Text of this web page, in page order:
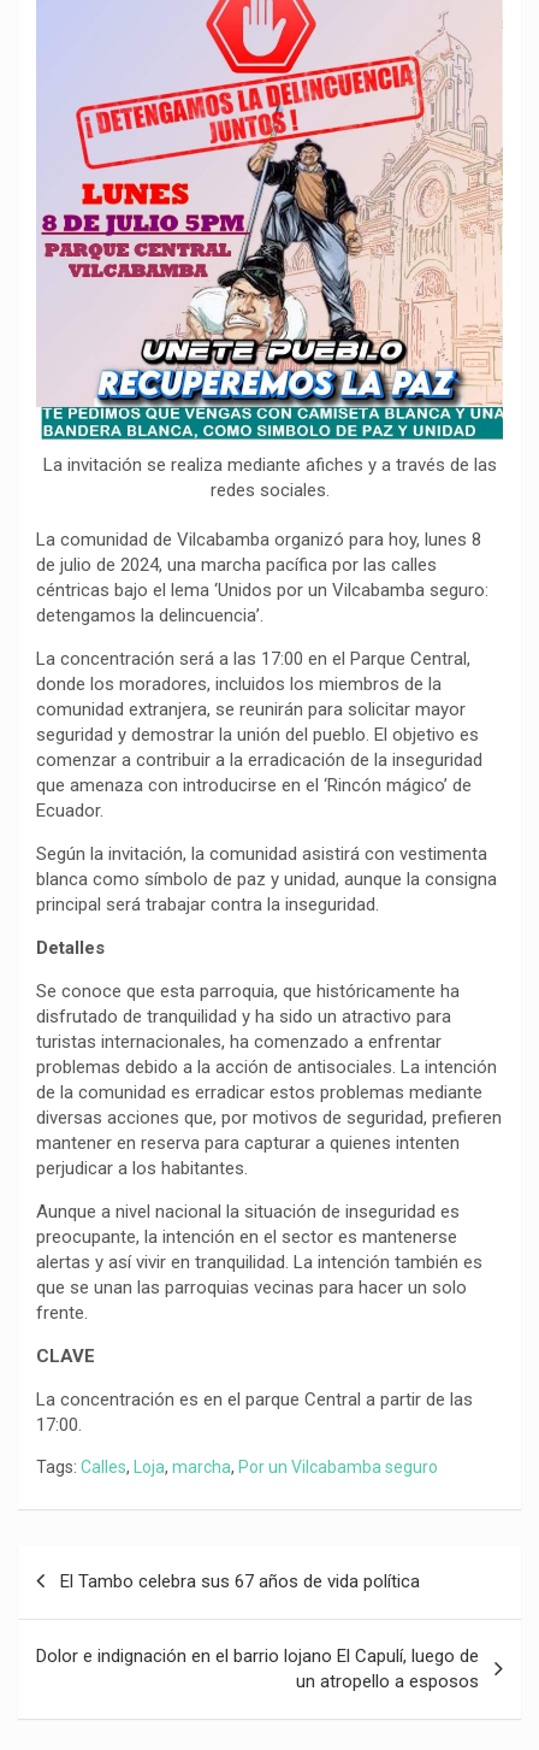
k
t
i
r
La invitación se realiza mediante afiches y a través de las
redes sociales.
La comunidad de Vilcabamba organizó para hoy, lunes 8
de julio de 2024, una marcha pacífica por las calles
céntricas bajo el lema ‘Unidos por un Vilcabamba seguro:
detengamos la delincuencia’.
La concentración será a las 17:00 en el Parque Central,
donde los moradores, incluidos los miembros de la
comunidad extranjera, se reunirán para solicitar mayor
seguridad y demostrar la unión del pueblo. El objetivo es
comenzar a contribuir a la erradicación de la inseguridad
que amenaza con introducirse en el ‘Rincón mágico’ de
Ecuador.
Según la invitación, la comunidad asistirá con vestimenta
blanca como símbolo de paz y unidad, aunque la consigna
principal será trabajar contra la inseguridad.
Detalles
Se conoce que esta parroquia, que históricamente ha
disfrutado de tranquilidad y ha sido un atractivo para
turistas internacionales, ha comenzado a enfrentar
problemas debido a la acción de antisociales. La intención
de la comunidad es erradicar estos problemas mediante
diversas acciones que, por motivos de seguridad, prefieren
mantener en reserva para capturar a quienes intenten
perjudicar a los habitantes.
Aunque a nivel nacional la situación de inseguridad es
preocupante, la intención en el sector es mantenerse
alertas y así vivir en tranquilidad. La intención también es
que se unan las parroquias vecinas para hacer un solo
frente.
CLAVE
La concentración es en el parque Central a partir de las
17:00.
Tags: Calles, Loja, marcha, Por un Vilcabamba seguro
El Tambo celebra sus 67 años de vida política
Dolor e indignación en el barrio lojano El Capulí, luego de
un atropello a esposos